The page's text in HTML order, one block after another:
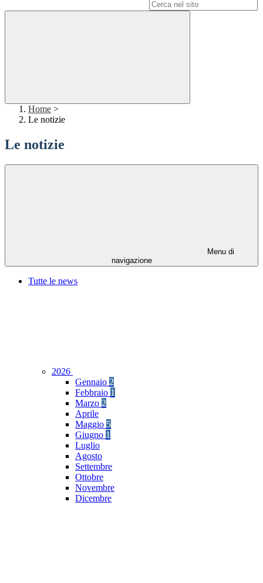
Home >
Le notizie
Le notizie
Menu di
navigazione
Tutte le news
2026
Gennaio 2
Febbraio 1
Marzo 2
Aprile
Maggio 5
Giugno 1
Luglio
Agosto
Settembre
Ottobre
Novembre
Dicembre